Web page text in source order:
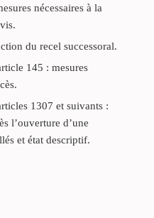
nécessaires à la
du recel successoral.
145 : mesures
1307 et suivants :
l’ouverture d’une
et état descriptif.